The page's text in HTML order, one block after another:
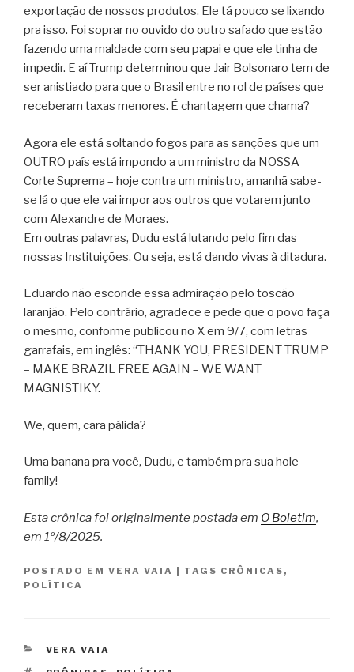
exportação de nossos produtos. Ele tá pouco se lixando
pra isso. Foi soprar no ouvido do outro safado que estão
fazendo uma maldade com seu papai e que ele tinha de
impedir. E aí Trump determinou que Jair Bolsonaro tem de
ser anistiado para que o Brasil entre no rol de países que
receberam taxas menores. É chantagem que chama?
Agora ele está soltando fogos para as sanções que um
OUTRO país está impondo a um ministro da NOSSA
Corte Suprema – hoje contra um ministro, amanhã sabe-
se lá o que ele vai impor aos outros que votarem junto
com Alexandre de Moraes.
Em outras palavras, Dudu está lutando pelo fim das
nossas Instituições. Ou seja, está dando vivas à ditadura.
Eduardo não esconde essa admiração pelo toscão
laranjão. Pelo contrário, agradece e pede que o povo faça
o mesmo, conforme publicou no X em 9/7, com letras
garrafais, em inglês: “THANK YOU, PRESIDENT TRUMP
– MAKE BRAZIL FREE AGAIN – WE WANT
MAGNISTIKY.
We, quem, cara pálida?
Uma banana pra você, Dudu, e também pra sua hole
family!
Esta crônica foi originalmente postada em O Boletim,
em 1º/8/2025.
POSTADO EM VERA VAIA TAGS CRÔNICAS ,
POLÍTICA
CATEGORIAS
VERA VAIA